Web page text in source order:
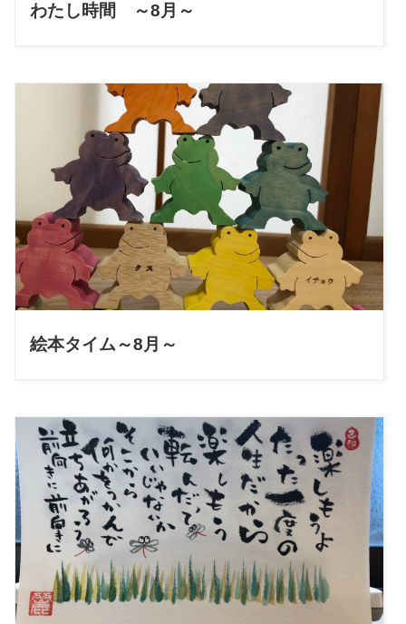
わたし時間 ～8月～
絵本タイム～8月～